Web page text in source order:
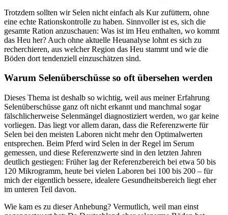
Trotzdem sollten wir Selen nicht einfach als Kur zufüttern, ohne
eine echte Rationskontrolle zu haben. Sinnvoller ist es, sich die
gesamte Ration anzuschauen: Was ist im Heu enthalten, wo kommt
das Heu her? Auch ohne aktuelle Heuanalyse lohnt es sich zu
recherchieren, aus welcher Region das Heu stammt und wie die
Böden dort tendenziell einzuschätzen sind.
Warum Selenüberschüsse so oft übersehen werden
Dieses Thema ist deshalb so wichtig, weil aus meiner Erfahrung
Selenüberschüsse ganz oft nicht erkannt und manchmal sogar
fälschlicherweise Selenmängel diagnostiziert werden, wo gar keine
vorliegen. Das liegt vor allem daran, dass die Referenzwerte für
Selen bei den meisten Laboren nicht mehr den Optimalwerten
entsprechen. Beim Pferd wird Selen in der Regel im Serum
gemessen, und diese Referenzwerte sind in den letzten Jahren
deutlich gestiegen: Früher lag der Referenzbereich bei etwa 50 bis
120 Mikrogramm, heute bei vielen Laboren bei 100 bis 200 – für
mich der eigentlich bessere, idealere Gesundheitsbereich liegt eher
im unteren Teil davon.
Wie kam es zu dieser Anhebung? Vermutlich, weil man einst